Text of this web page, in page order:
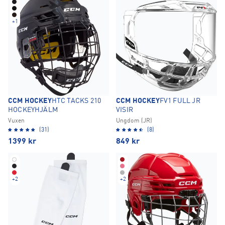
+1
CCM HOCKEYHTC TACKS 210
HOCKEYHJÄLM
Vuxen
(31)
1399 kr
CCM HOCKEYFV1 FULL JR
VISIR
Ungdom (JR)
(8)
849 kr
+2 +2